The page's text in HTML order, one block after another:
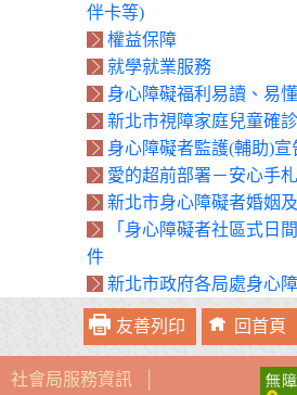
伴卡等)
權益保障
就學就業服務
身心障礙福利易讀、易
新北市視障家庭兒童確
身心障礙者監護(輔助)宣
愛的超前部署－安心手札
新北市身心障礙者婚姻
「身心障礙者社區式日
件
新北市政府各局處身心
友善列印 回首頁
社會局服務資訊